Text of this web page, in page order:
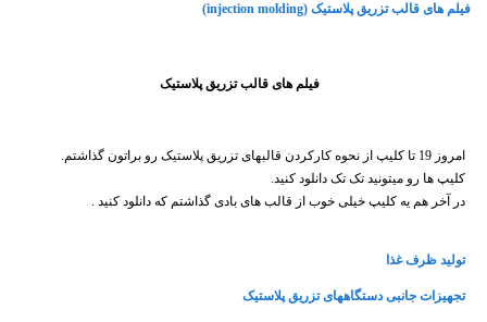
فیلم های قالب تزریق پلاستیک (injection molding)
فیلم های قالب تزریق پلاستیک
امروز 19 تا کلیپ از نحوه کارکردن قالبهای تزریق پلاستیک رو براتون گذاشتم.
کلیپ ها رو میتونید تک تک دانلود کنید.
در آخر هم یه کلیپ خیلی خوب از قالب های بادی گذاشتم که دانلود کنید .
تولید ظرف غذا
تجهیزات جانبی دستگاههای تزریق پلاستیک